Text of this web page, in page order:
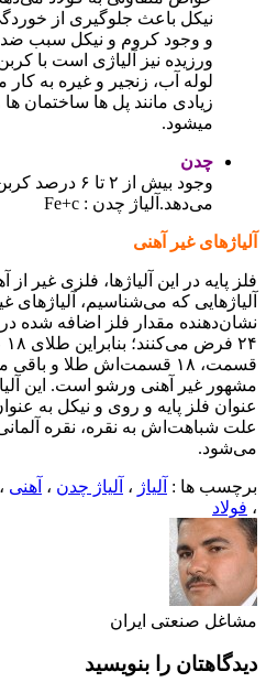
نیکل باعث جلوگیری از خوردگی
و وجود کروم و نیکل سبب ضدزنگ
ورزیده نیز آلیاژی است با کربن
لوله آب، زنجیر و غیره به کار
زیادی مانند پل ها ساختمان ها و
میشود.
چدن
وجود بیش از ۲ تا ۶ درصد
می‌دهد.آلیاژ چدن : Fe+c
غیر آهنی
در این آلیاژها، فلزی غیر از
که می‌شناسیم، آلیاژهای غیر
مقدار فلز اضافه شده در آن
قسمت، ۱۸ قسمت‌اش طلا و باقی مس
غیر آهنی ورشو است. این آلیاژ
فلز پایه و روی و نیکل به عنوان
به نقره، نقره آلمانی و
ها :آلیاژ ، آلیاژ چدن،آهنی ، انواع
صنعتی ایران
را بنویسید